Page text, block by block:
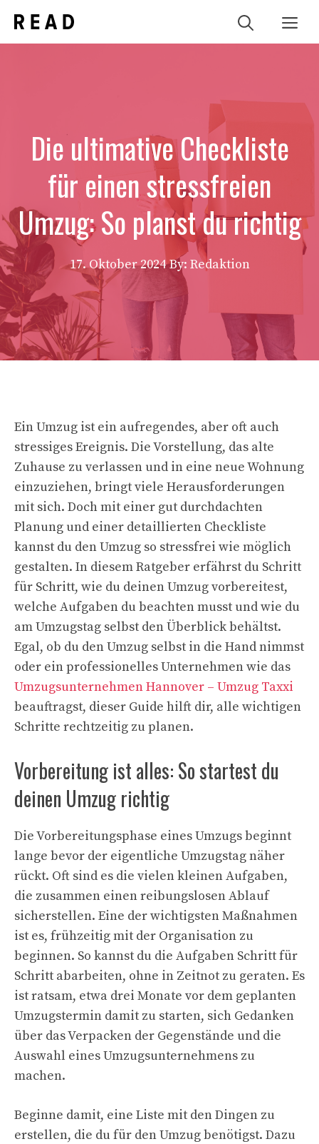
Inhalt
springen
Die ultimative Checkliste
für einen stressfreien
Umzug: So planst du richtig
17. Oktober 2024 By: Redaktion
Ein Umzug ist ein aufregendes, aber oft auch
stressiges Ereignis. Die Vorstellung, das alte
Zuhause zu verlassen und in eine neue Wohnung
einzuziehen, bringt viele Herausforderungen
mit sich. Doch mit einer gut durchdachten
Planung und einer detaillierten Checkliste
kannst du den Umzug so stressfrei wie möglich
gestalten. In diesem Ratgeber erfährst du Schritt
für Schritt, wie du deinen Umzug vorbereitest,
welche Aufgaben du beachten musst und wie du
am Umzugstag selbst den Überblick behältst.
Egal, ob du den Umzug selbst in die Hand nimmst
oder ein professionelles Unternehmen wie das
Umzugsunternehmen Hannover – Umzug Taxxi
beauftragst, dieser Guide hilft dir, alle wichtigen
Schritte rechtzeitig zu planen.
Vorbereitung ist alles: So startest du
deinen Umzug richtig
Die Vorbereitungsphase eines Umzugs beginnt
lange bevor der eigentliche Umzugstag näher
rückt. Oft sind es die vielen kleinen Aufgaben,
die zusammen einen reibungslosen Ablauf
sicherstellen. Eine der wichtigsten Maßnahmen
ist es, frühzeitig mit der Organisation zu
beginnen. So kannst du die Aufgaben Schritt für
Schritt abarbeiten, ohne in Zeitnot zu geraten. Es
ist ratsam, etwa drei Monate vor dem geplanten
Umzugstermin damit zu starten, sich Gedanken
über das Verpacken der Gegenstände und die
Auswahl eines Umzugsunternehmens zu
machen.
Beginne damit, eine Liste mit den Dingen zu
erstellen, die du für den Umzug benötigst. Dazu